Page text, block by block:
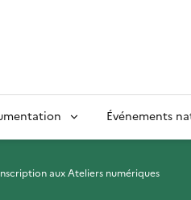
Événements
aux Ateliers numériques